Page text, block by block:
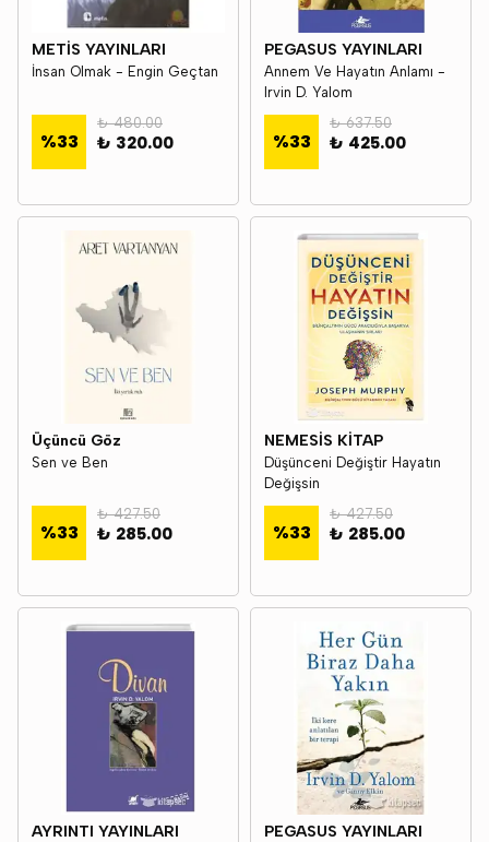
METİS YAYINLARI
İnsan Olmak - Engin Geçtan
%33
₺ 480.00
₺ 320.00
PEGASUS YAYINLARI
Annem Ve Hayatın Anlamı -
Irvin D. Yalom
%33
₺ 637.50
₺ 425.00
Üçüncü Göz
Sen ve Ben
%33
₺ 427.50
₺ 285.00
NEMESİS KİTAP
Düşünceni Değiştir Hayatın
Değişsin
%33
₺ 427.50
₺ 285.00
AYRINTI YAYINLARI PEGASUS YAYINLARI